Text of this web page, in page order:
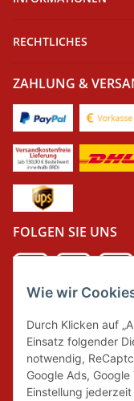
Wie wir
Durch Klicken auf
Einsatz folgender
notwendig,
Google Ads,
Einstellung
RECHTLICHES
ZAHLUNG &
FOLGEN SIE UNS
Wir